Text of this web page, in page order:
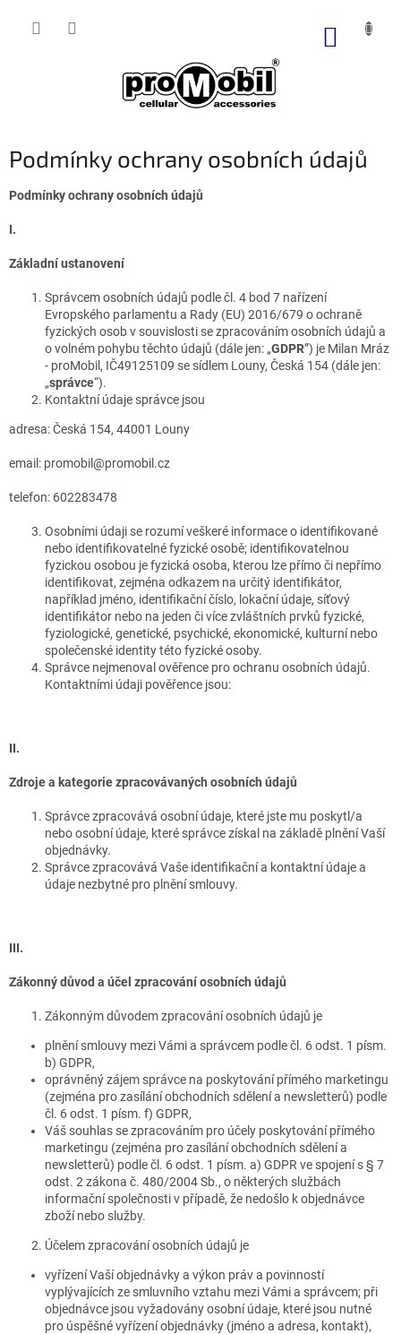
Podmínky ochrany osobních údajů
Podmínky ochrany osobních údajů
I.
Základní ustanovení
Správcem osobních údajů podle čl. 4 bod 7 nařízení
Evropského parlamentu a Rady (EU) 2016/679 o ochraně
fyzických osob v souvislosti se zpracováním osobních údajů a
o volném pohybu těchto údajů (dále jen: „GDPR”) je Milan Mráz
- proMobil, IČ49125109 se sídlem Louny, Česká 154 (dále jen:
„správce“).
Kontaktní údaje správce jsou
adresa: Česká 154, 44001 Louny
email: promobil@promobil.cz
telefon: 602283478
Osobními údaji se rozumí veškeré informace o identifikované
nebo identifikovatelné fyzické osobě; identifikovatelnou
fyzickou osobou je fyzická osoba, kterou lze přímo či nepřímo
identifikovat, zejména odkazem na určitý identifikátor,
například jméno, identifikační číslo, lokační údaje, síťový
identifikátor nebo na jeden či více zvláštních prvků fyzické,
fyziologické, genetické, psychické, ekonomické, kulturní nebo
společenské identity této fyzické osoby.
Správce nejmenoval ověřence pro ochranu osobních údajů.
Kontaktními údaji pověřence jsou:
II.
Zdroje a kategorie zpracovávaných osobních údajů
Správce zpracovává osobní údaje, které jste mu poskytl/a
nebo osobní údaje, které správce získal na základě plnění Vaší
objednávky.
Správce zpracovává Vaše identifikační a kontaktní údaje a
údaje nezbytné pro plnění smlouvy.
III.
Zákonný důvod a účel zpracování osobních údajů
Zákonným důvodem zpracování osobních údajů je
plnění smlouvy mezi Vámi a správcem podle čl. 6 odst. 1 písm.
b) GDPR,
oprávněný zájem správce na poskytování přímého marketingu
(zejména pro zasílání obchodních sdělení a newsletterů) podle
čl. 6 odst. 1 písm. f) GDPR,
Váš souhlas se zpracováním pro účely poskytování přímého
marketingu (zejména pro zasílání obchodních sdělení a
newsletterů) podle čl. 6 odst. 1 písm. a) GDPR ve spojení s § 7
odst. 2 zákona č. 480/2004 Sb., o některých službách
informační společnosti v případě, že nedošlo k objednávce
zboží nebo služby.
Účelem zpracování osobních údajů je
vyřízení Vaší objednávky a výkon práv a povinností
vyplývajících ze smluvního vztahu mezi Vámi a správcem; při
objednávce jsou vyžadovány osobní údaje, které jsou nutné
pro úspěšné vyřízení objednávky (jméno a adresa, kontakt),